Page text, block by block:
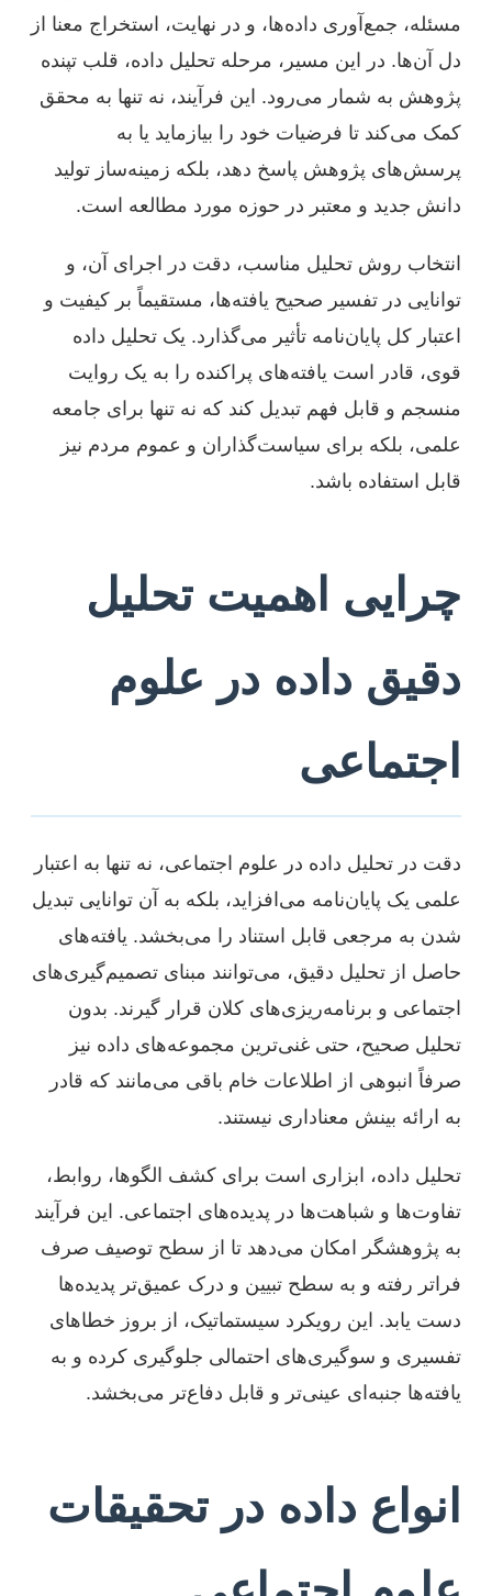
مسئله، جمع‌آوری داده‌ها، و در نهایت، استخراج معنا از
دل آن‌ها. در این مسیر، مرحله تحلیل داده، قلب تپنده
پژوهش به شمار می‌رود. این فرآیند، نه تنها به محقق
کمک می‌کند تا فرضیات خود را بیازماید یا به
پرسش‌های پژوهش پاسخ دهد، بلکه زمینه‌ساز تولید
دانش جدید و معتبر در حوزه مورد مطالعه است.
انتخاب روش تحلیل مناسب، دقت در اجرای آن، و
توانایی در تفسیر صحیح یافته‌ها، مستقیماً بر کیفیت و
اعتبار کل پایان‌نامه تأثیر می‌گذارد. یک تحلیل داده
قوی، قادر است یافته‌های پراکنده را به یک روایت
منسجم و قابل فهم تبدیل کند که نه تنها برای جامعه
علمی، بلکه برای سیاست‌گذاران و عموم مردم نیز
قابل استفاده باشد.
چرایی اهمیت تحلیل
دقیق داده در علوم
اجتماعی
دقت در تحلیل داده در علوم اجتماعی، نه تنها به اعتبار
علمی یک پایان‌نامه می‌افزاید، بلکه به آن توانایی تبدیل
شدن به مرجعی قابل استناد را می‌بخشد. یافته‌های
حاصل از تحلیل دقیق، می‌توانند مبنای تصمیم‌گیری‌های
اجتماعی و برنامه‌ریزی‌های کلان قرار گیرند. بدون
تحلیل صحیح، حتی غنی‌ترین مجموعه‌های داده نیز
صرفاً انبوهی از اطلاعات خام باقی می‌مانند که قادر
به ارائه بینش معناداری نیستند.
تحلیل داده، ابزاری است برای کشف الگوها، روابط،
تفاوت‌ها و شباهت‌ها در پدیده‌های اجتماعی. این فرآیند
به پژوهشگر امکان می‌دهد تا از سطح توصیف صرف
فراتر رفته و به سطح تبیین و درک عمیق‌تر پدیده‌ها
دست یابد. این رویکرد سیستماتیک، از بروز خطاهای
تفسیری و سوگیری‌های احتمالی جلوگیری کرده و به
یافته‌ها جنبه‌ای عینی‌تر و قابل دفاع‌تر می‌بخشد.
انواع داده در تحقیقات